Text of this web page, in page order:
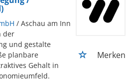
/ Aschau am Inn
der
und gestalte
planbare
Gehalt in
Merken